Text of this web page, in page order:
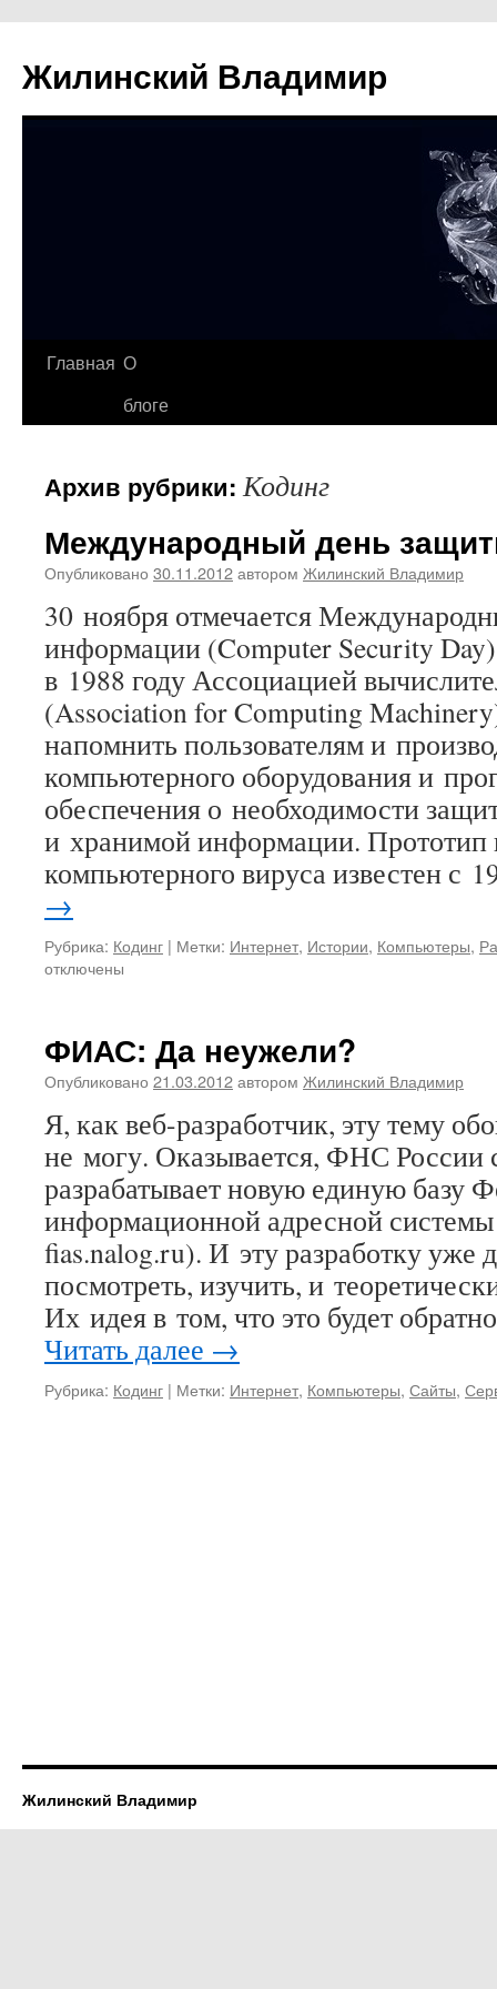
Жилинский Владимир
Перейти
Главная О
блоге
Архив рубрики:Кодинг
Международный день
Опубликовано 30.11.2012автором Жилинский Владимир
30 ноября отмечается
информации (Computer Security
в 1988 году Ассоциацией
(Association for Computing
напомнить пользователям и
компьютерного оборудования и
обеспечения о необходимости
и хранимой информации. Прототип
компьютерного вируса известен с
→
Рубрика: Кодинг | Метки: Интернет, Истории, Компьютеры,
отключены
ФИАС: Да неужели?
Опубликовано 21.03.2012автором Жилинский Владимир
Я, как веб-разработчик, эту тему
не могу. Оказывается, ФНС России
разрабатывает новую единую базу
информационной адресной
fias.nalog.ru). И эту разработку уже
посмотреть, изучить, и
Их идея в том, что это будет
Читать далее →
Рубрика: Кодинг | Метки: Интернет, Компьютеры, Сайты,
Жилинский Владимир